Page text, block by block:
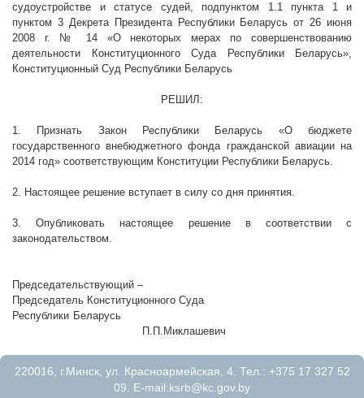
судоустройстве и статусе судей, подпунктом 1.1 пункта 1 и
пунктом 3 Декрета Президента Республики Беларусь от 26 июня
2008 г. № 14 «О некоторых мерах по совершенствованию
деятельности Конституционного Суда Республики Беларусь»,
Конституционный Суд Республики Беларусь
РЕШИЛ:
1. Признать Закон Республики Беларусь «О бюджете
государственного внебюджетного фонда гражданской авиации на
2014 год» соответствующим Конституции Республики Беларусь.
2. Настоящее решение вступает в силу со дня принятия.
3. Опубликовать настоящее решение в соответствии с
законодательством.
Председательствующий –
Председатель Конституционного Суда
Республики Беларусь
П.П.Миклашевич
220016, г.Минск, ул. Красноармейская, 4. Тел.: +375 17 327 52
09. E-mail:ksrb@kc.gov.by